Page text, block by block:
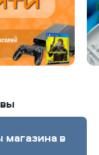
магазина в